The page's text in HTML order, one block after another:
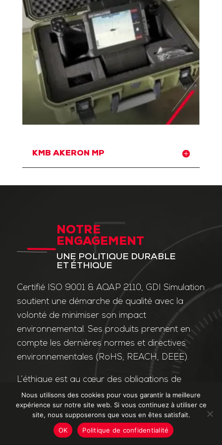
KMB AKERON MP
NOTRE
ENGAGEMENT
UNE POLITIQUE DURABLE
ET ÉTHIQUE
Certifié ISO 9001 & AQAP 2110, GDI Simulation
soutient une démarche de qualité avec la
volonté de minimiser son impact
environnemental. Ses produits prennent en
compte les dernières normes et directives
environnementales (RoHS, REACH, DEEE).
L’éthique est au cœur des obligations de
l’entreprise et de ses valeurs. Nos affaires
sont conduites dans le strict respect des
différentes lois applicables dans le domaine
de la lutte contre la corruption et le trafic
Nous utilisons des cookies pour vous garantir la meilleure
expérience sur notre site web. Si vous continuez à utiliser ce
site, nous supposerons que vous en êtes satisfait.
OK
Politique de confidentialité